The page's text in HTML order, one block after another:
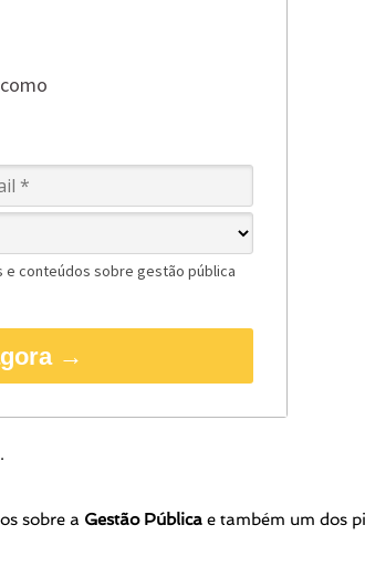
conteúdos sobre gestão pública
→
sobre a Gestão Pública e também um dos